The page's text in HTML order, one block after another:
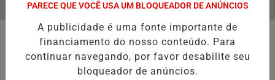
E CAIQUE PIMENTA COM O MELHOR DO AXÉ DAS ANTIGAS
EM ALTA
MENU
PARECE QUE VOCÊ USA UM BLOQUEADOR DE ANÚNCIOS
A publicidade é uma fonte importante de
financiamento do nosso conteúdo. Para
continuar navegando, por favor desabilite seu
bloqueador de anúncios.